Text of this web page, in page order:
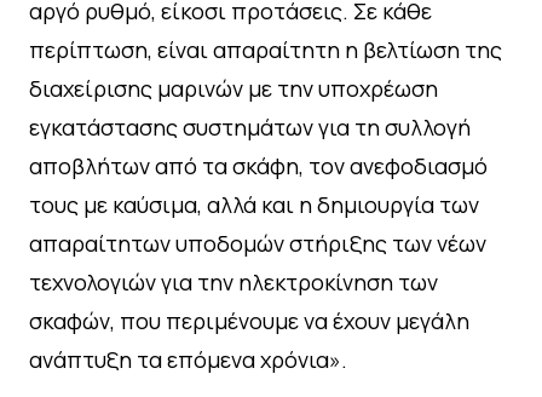
αργό ρυθμό, είκοσι προτάσεις. Σε κάθε
περίπτωση, είναι απαραίτητη η βελτίωση της
διαχείρισης μαρινών με την υποχρέωση
εγκατάστασης συστημάτων για τη συλλογή
αποβλήτων από τα σκάφη, τον ανεφοδιασμό
τους με καύσιμα, αλλά και η δημιουργία των
απαραίτητων υποδομών στήριξης των νέων
τεχνολογιών για την ηλεκτροκίνηση των
σκαφών, που περιμένουμε να έχουν μεγάλη
ανάπτυξη τα επόμενα χρόνια».